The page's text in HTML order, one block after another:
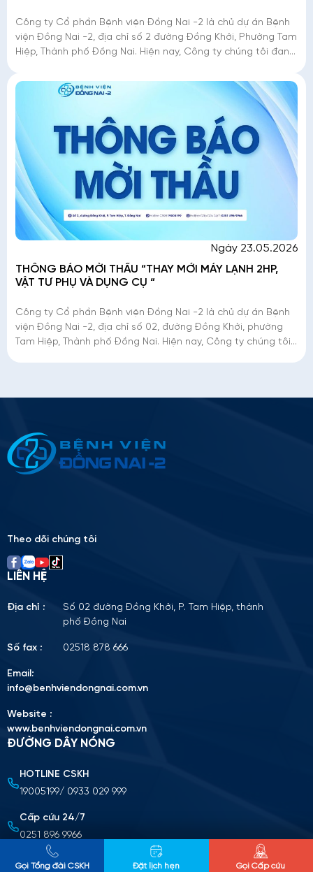
Gọi Tổng đài CSKH Đặt lịch hẹn Gọi Cấp cứu
Công ty Cổ phần Bệnh viện Đồng Nai -2 là chủ dự án Bệnh
viện Đồng Nai -2, địa chỉ số 2 đường Đồng Khởi, Phường Tam
Hiệp, Thành phố Đồng Nai. Hiện nay, Công ty chúng tôi đang
Ngày 23.05.2026
THÔNG BÁO MỜI THẦU “THAY MỚI MÁY LẠNH 2HP,
VẬT TƯ PHỤ VÀ DỤNG CỤ “
Công ty Cổ phần Bệnh viện Đồng Nai -2 là chủ dự án Bệnh
viện Đồng Nai -2, địa chỉ số 02, đường Đồng Khởi, phường
Tam Hiệp, Thành phố Đồng Nai. Hiện nay, Công ty chúng tôi
Please
Tải lên CV (Định dạng PDF, tối đa 10MB)
Nộp cv ứng tuyển
Theo dõi chúng tôi
LIÊN HỆ
Địa chỉ :
Số 02 đường Đồng Khởi, P. Tam Hiệp, thành
phố Đồng Nai
Số fax : 02518 878 666
Email:
info@benhviendongnai.com.vn
Website :
www.benhviendongnai.com.vn
ĐƯỜNG DÂY NÓNG
HOTLINE CSKH
19005199/ 0933 029 999
Cấp cứu 24/7
0251 896 9966
CHÍNH SÁCH BẢO MẬT THÔNG TIN